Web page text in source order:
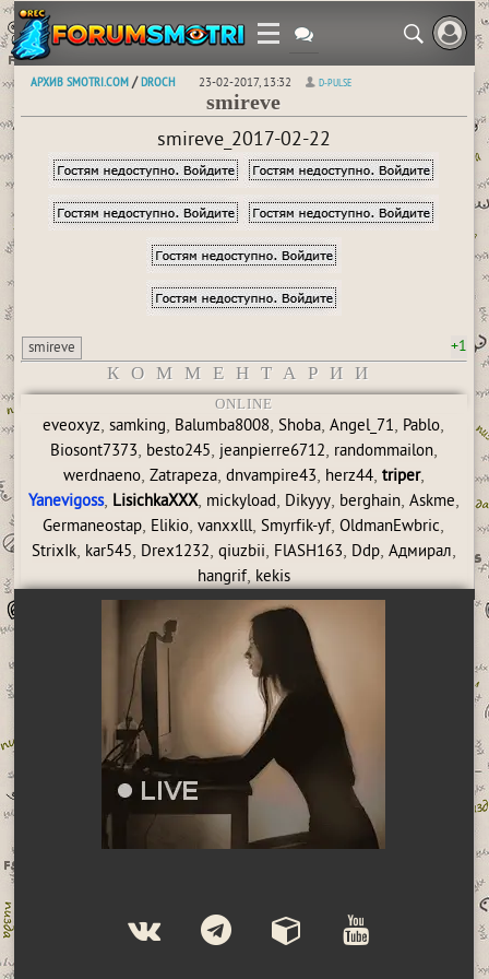
АРХИВ SMOTRI.COM /DROCH 23-02-2017, 13:32 D-PULSE
smireve
smireve_2017-02-22
smireve +1
КОММЕНТАРИИ
ONLINE
eveoxyz,samking, Balumba8008,Shoba,Angel_71, Pablo,
Biosont7373, besto245, jeanpierre6712, randommailon,
werdnaeno, Zatrapeza, dnvampire43, herz44, triper,
Yanevigoss, LisichkaXXX, mickyload, Dikyyy, berghain, Askme,
Germaneostap, Elikio,vanxxlll,Smyrfik-yf,OldmanEwbric,
StrixIk, kar545, Drex1232, qiuzbii, FlASH163, Ddp, Адмирал,
hangrif, kekis